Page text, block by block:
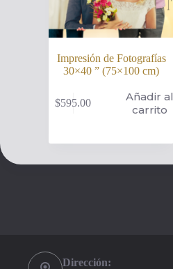
Impresión de Fotografías
30×40 ” (75×100 cm)
$595.00
Añadir al
carrito
Dirección: